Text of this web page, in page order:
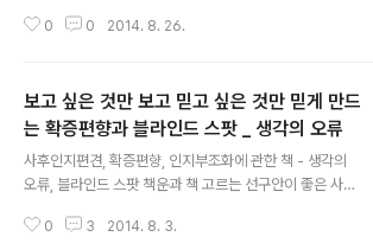
박증의 사례와 치료. 드라마 의 조인성이 지니고 있는 정신장
저자 데이비드A. 클라크: 심리학 박사. 캐나다 뉴브런즈윅대
수. 우울증, 강박장애 인지행동치료 연구. 크리스틴 퍼든: 캐
리학과 부교수. 강박장애 치료 심리학 전문서 목차 강박장애
를 ..
0 0 2014. 8. 26.
보고 싶은 것만 보고 믿고 싶은 것만 믿게 만드
는 확증편향과 블라인드 스팟 _ 생각의 오류
사후인지편견, 확증편향, 인지부조화에 관한 책 - 생각의
오류, 블라인드 스팟 책운과 책 고르는 선구안이 좋은 사람
람은 조만간 발견하고 읽을 책. 책운이 그닥 없는 사람은 지
0 3 2014. 8. 3.